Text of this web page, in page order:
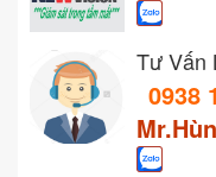
Tư Vấn
0938